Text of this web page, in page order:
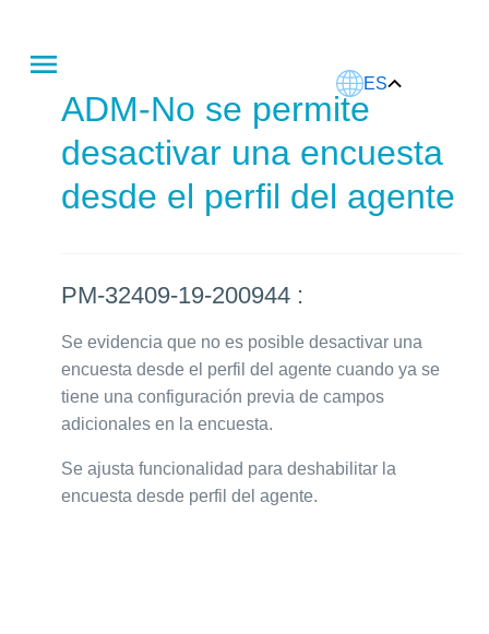
ES
ADM-No se permite
desactivar una encuesta
desde el perfil del agente
PM-32409-19-200944 :
Se evidencia que no es posible desactivar una
encuesta desde el perfil del agente cuando ya se
tiene una configuración previa de campos
adicionales en la encuesta.
Se ajusta funcionalidad para deshabilitar la
encuesta desde perfil del agente.